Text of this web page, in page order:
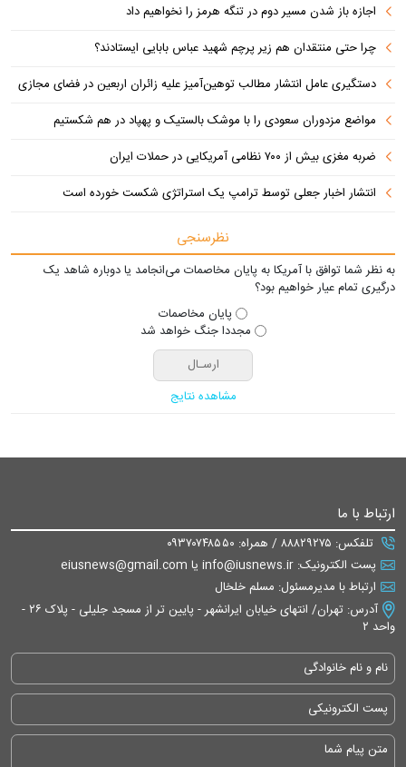
اجازه باز شدن مسیر دوم در تنگه هرمز را نخواهیم داد
چرا حتی منتقدان هم زیر پرچم شهید عباس بابایی ایستادند؟
دستگیری عامل انتشار مطالب توهین‌آمیز علیه زائران اربعین در فضای مجازی
مواضع مزدوران سعودی را با موشک بالستیک و پهپاد در هم شکستیم
ضربه مغزی بیش از ۷۰۰ نظامی آمریکایی در حملات ایران
انتشار اخبار جعلی توسط ترامپ یک استراتژی شکست خورده است
نظرسنجی
به نظر شما توافق با آمریکا به پایان مخاصمات می‌انجامد یا دوباره شاهد یک
درگیری تمام عیار خواهیم بود؟
پایان مخاصمات
مجددا جنگ خواهد شد
مشاهده نتایج
ارتباط با ما
تلفکس: ۸۸۸۲۹۲۷۵ / همراه: ۰۹۳۷۰۷۴۸۵۵۰
پست الکترونیک: info@iusnews.ir یا eiusnews@gmail.com
ارتباط با مدیرمسئول: مسلم خلخال
آدرس: تهران/ انتهای خیابان ایرانشهر - پایین تر از مسجد جلیلی - پلاک ۲۶ -
واحد ۲